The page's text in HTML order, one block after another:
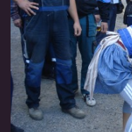
VIDLÁCKÝ VÍCEBOJ
OTEVÍRACÍ DOBA
VIDLÁCKÝ VÍCEBOJ
DRBNY 4/2020